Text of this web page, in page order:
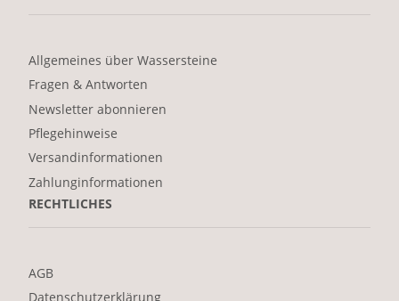
Allgemeines über Wassersteine
Fragen & Antworten
Newsletter abonnieren
Pflegehinweise
Versandinformationen
Zahlunginformationen
RECHTLICHES
AGB
Datenschutzerklärung